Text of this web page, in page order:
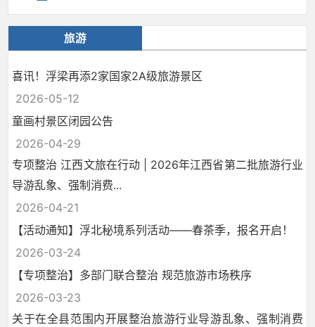
旅游
喜讯！浮梁再添2家国家2A级旅游景区
2026-05-12
童画村景区闭园公告
2026-04-29
专项整治 江西文旅在行动 | 2026年江西省第二批旅游行业
导游乱象、强制消费...
2026-04-21
【活动通知】浮北秘境系列活动——春茶季，报名开启！
2026-03-24
【专项整治】多部门联合整治 规范旅游市场秩序
2026-03-23
关于在全县范围内开展整治旅游行业导游乱象、强制消费